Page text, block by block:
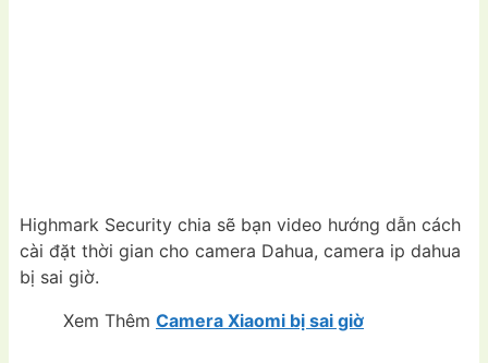
Highmark Security chia sẽ bạn video hướng dẫn cách
cài đặt thời gian cho camera Dahua, camera ip dahua
bị sai giờ.
Xem Thêm Camera Xiaomi bị sai giờ